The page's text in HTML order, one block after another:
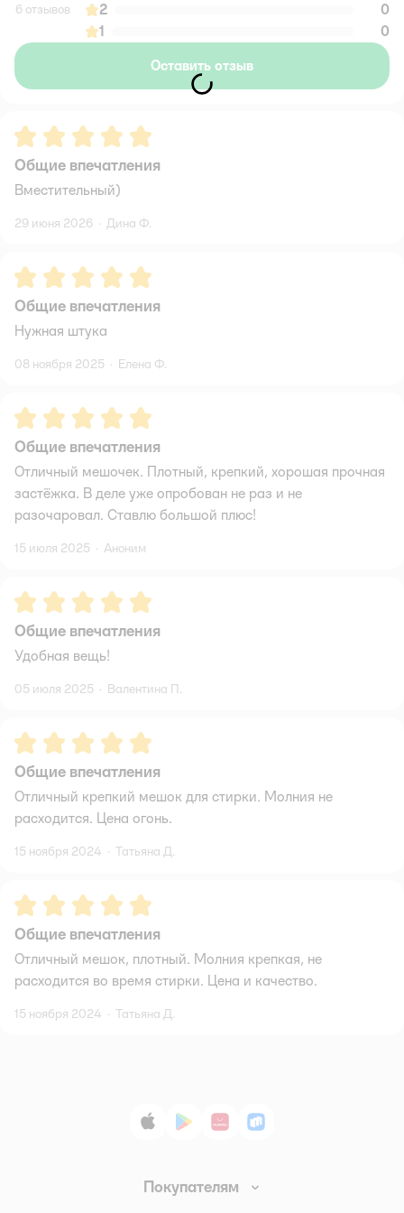
6 отзывов 2
0
1
0
Оставить отзыв
Рейтинг:5
Общие впечатления
Вместительный)
29 июня 2026 · Дина Ф.
Рейтинг:5
Общие впечатления
Нужная штука
08 ноября 2025 · Елена Ф.
Рейтинг:5
Общие впечатления
Отличный мешочек. Плотный, крепкий, хорошая прочная
застёжка. В деле уже опробован не раз и не
разочаровал. Ставлю большой плюс!
15 июля 2025 · Аноним
Рейтинг:5
Общие впечатления
Удобная вещь!
05 июля 2025 · Валентина П.
Рейтинг:5
Общие впечатления
Отличный крепкий мешок для стирки. Молния не
расходится. Цена огонь.
15 ноября 2024 · Татьяна Д.
Рейтинг:5
Общие впечатления
Отличный мешок, плотный. Молния крепкая, не
расходится во время стирки. Цена и качество.
15 ноября 2024 · Татьяна Д.
App StoreGoogle Play
AppGallery
RuStore
Покупателям